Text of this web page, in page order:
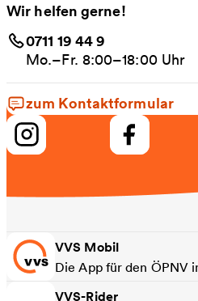
Wir helfen gerne!
0711 19 44 9
Mo.–Fr. 8:00–18:00 Uhr
zum Kontaktformular
VVS Mobil
Die App für den ÖPNV
VVS-Rider